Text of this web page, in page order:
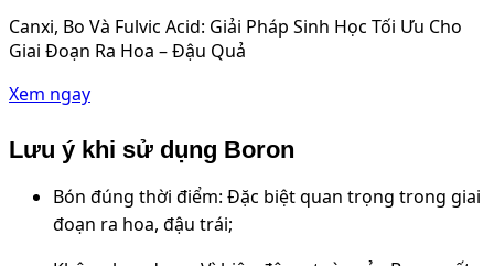
Canxi, Bo Và Fulvic Acid: Giải Pháp Sinh Học Tối Ưu Cho
Giai Đoạn Ra Hoa – Đậu Quả
Xem ngay
Lưu ý khi sử dụng Boron
Bón đúng thời điểm: Đặc biệt quan trọng trong giai
đoạn ra hoa, đậu trái;